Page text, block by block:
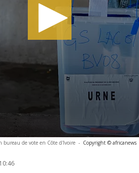
bureau de vote en Côte d'Ivoire - Copyright © africanews